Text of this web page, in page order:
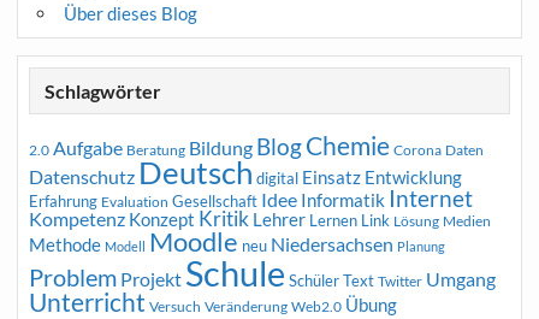
Über dieses Blog
Schlagwörter
2.0 Aufgabe Beratung Bildung BlogChemie Corona Daten
Datenschutz Deutsch digital Einsatz Entwicklung
Erfahrung Evaluation Gesellschaft Idee Informatik Internet
Kompetenz Konzept Kritik Lehrer Lernen Link Lösung Medien
Methode Modell Moodle neu Niedersachsen Planung
Problem Projekt Schule Schüler Text Twitter Umgang
Unterricht Versuch Veränderung Web2.0 Übung